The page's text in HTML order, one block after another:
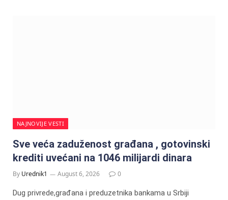
NAJNOVIJE VESTI
Sve veća zaduženost građana , gotovinski
krediti uvećani na 1046 milijardi dinara
By Urednik1 August 6, 2026 0
Dug privrede,građana i preduzetnika bankama u Srbiji